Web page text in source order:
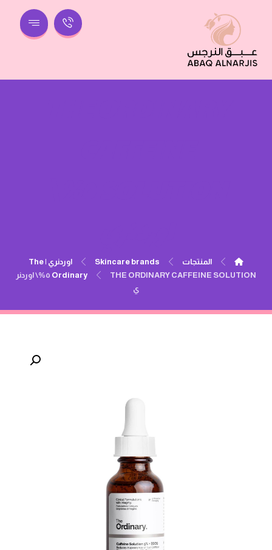
المنتجات Skincare brands
اوردنري | The
Ordinary
THE ORDINARY CAFFEINE SOLUTION ٥%‏\ اوردنر
ي